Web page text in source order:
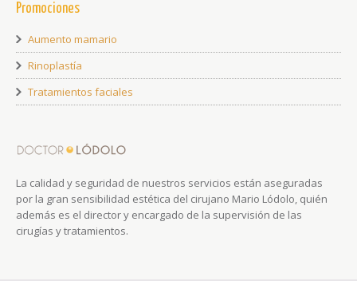
Promociones
Aumento mamario
Rinoplastía
Tratamientos faciales
La calidad y seguridad de nuestros servicios están aseguradas
por la gran sensibilidad estética del cirujano Mario Lódolo, quién
además es el director y encargado de la supervisión de las
cirugías y tratamientos.